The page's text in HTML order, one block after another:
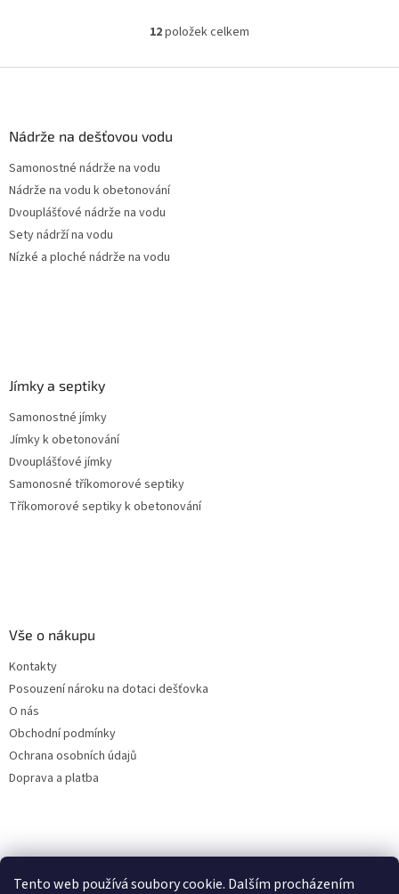
Tento web používá soubory cookie. Dalším procházením
jídel denně Průměr a umístění...
jídel denně Průměr a...
O
l
12položek celkem
Nádrže na dešťovou vodu
Samonostné nádrže na vodu
Nádrže na vodu k obetonování
Dvouplášťové nádrže na vodu
Sety nádrží na vodu
Nízké a ploché nádrže na vodu
Jímky a septiky
Samonostné jímky
Jímky k obetonování
Dvouplášťové jímky
Samonosné tříkomorové septiky
Tříkomorové septiky k obetonování
Vše o nákupu
Kontakty
Posouzení nároku na dotaci dešťovka
O nás
Obchodní podmínky
Ochrana osobních údajů
Doprava a platba
Filtry dešťové vody
Online